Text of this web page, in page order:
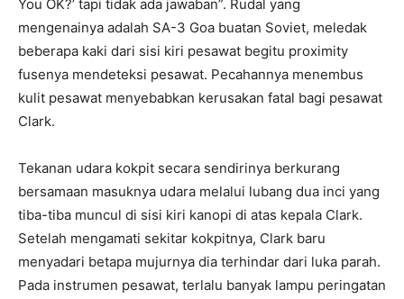
You OK?’ tapi tidak ada jawaban”. Rudal yang
mengenainya adalah SA-3 Goa buatan Soviet, meledak
beberapa kaki dari sisi kiri pesawat begitu proximity
fusenya mendeteksi pesawat. Pecahannya menembus
kulit pesawat menyebabkan kerusakan fatal bagi pesawat
Clark.
Tekanan udara kokpit secara sendirinya berkurang
bersamaan masuknya udara melalui lubang dua inci yang
tiba-tiba muncul di sisi kiri kanopi di atas kepala Clark.
Setelah mengamati sekitar kokpitnya, Clark baru
menyadari betapa mujurnya dia terhindar dari luka parah.
Pada instrumen pesawat, terlalu banyak lampu peringatan